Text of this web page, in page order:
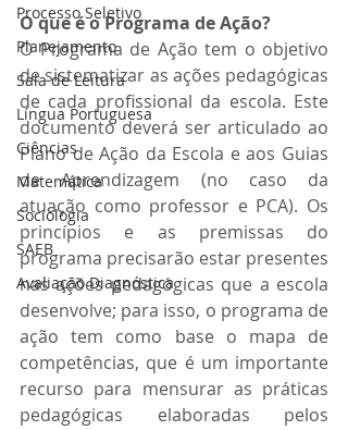
Processo Seletivo
Planejamento
Sala de Leitura
Língua Portuguesa
Ciências
Matemática
Sociologia
SAEB
Avaliação Diagnóstica
O que é o Programa de Ação?
O Programa de Ação tem o objetivo
de sistematizar as ações pedagógicas
de cada profissional da escola. Este
documento deverá ser articulado ao
Plano de Ação da Escola e aos Guias
de Aprendizagem (no caso da
atuação como professor e PCA). Os
princípios e as premissas do
programa precisarão estar presentes
nas ações pedagógicas que a escola
desenvolve; para isso, o programa de
ação tem como base o mapa de
competências, que é um importante
recurso para mensurar as práticas
pedagógicas elaboradas pelos